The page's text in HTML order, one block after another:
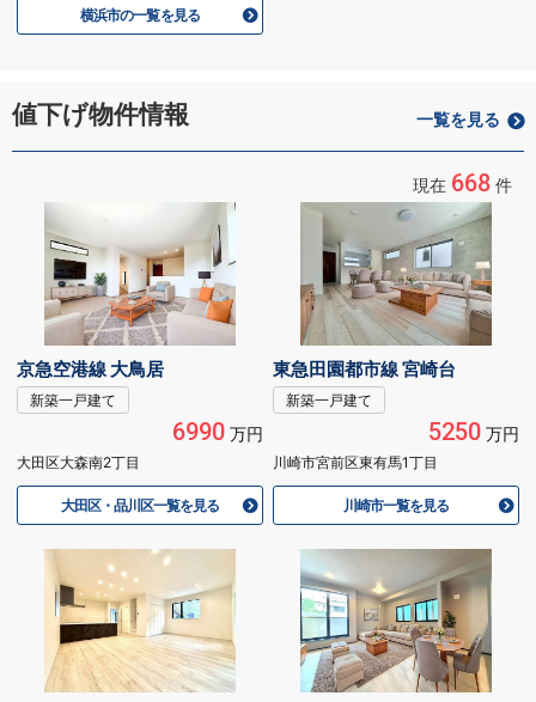
横浜市の一覧を見る
値下げ物件情報 一覧を見る
現在 668 件
京急空港線 大鳥居
新築一戸建て
6990万円
大田区大森南2丁目
大田区・品川区一覧を見る
東急田園都市線 宮崎台
新築一戸建て
5250万円
川崎市宮前区東有馬1丁目
川崎市一覧を見る